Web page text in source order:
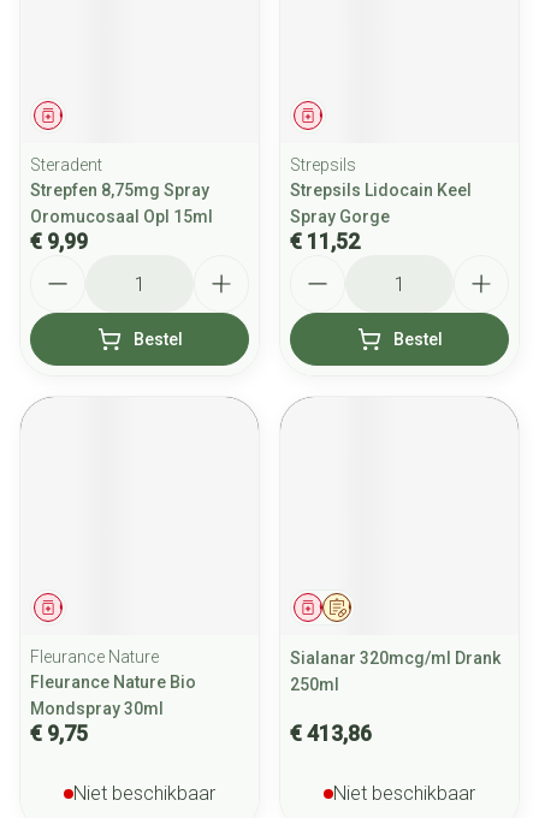
Geneesmiddel
Steradent
Strepfen 8,75mg Spray
Oromucosaal Opl 15ml
€ 9,99
Bestel
Geneesmiddel
Strepsils
Strepsils Lidocain Keel
Spray Gorge
€ 11,52
Bestel
Geneesmiddel
Fleurance Nature
Fleurance Nature Bio
Mondspray 30ml
€ 9,75
Niet beschikbaar
Op voorschrift
Geneesmiddel
Sialanar 320mcg/ml Drank
250ml
€ 413,86
Niet beschikbaar